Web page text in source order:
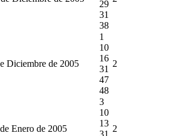
29
31
38
Diciembre de 2005
1
10
16
31
47
48
2
Enero de 2005
3
10
13
31
2